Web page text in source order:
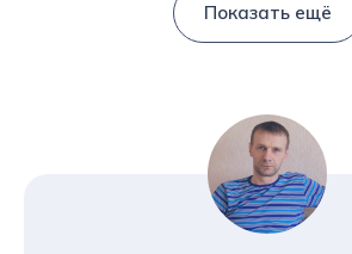
Показать ещё